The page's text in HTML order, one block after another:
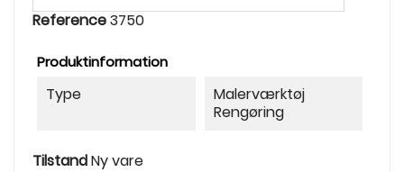
Reference3750
Produktinformation
Type
Malerværktøj
Rengøring
TilstandNy vare